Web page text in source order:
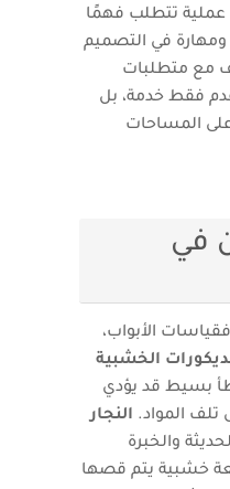
تتطلب فهمًا
في التصميم
مع متطلبات
فقط خدمة، بل
المساحات
في
الأبواب،
الخشبية
بسيط قد يؤدي
تلف المواد. النجار
والخبرة
خشبية يتم قصها